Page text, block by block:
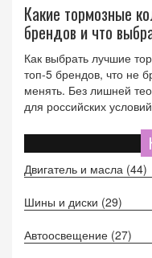
Какие тормозные
брендов и что
Как выбрать лучшие
топ-5 брендов, что не
менять. Без лишней
для российских
Двигатель и масла (44)
Шины и диски (29)
Автоосвещение (27)